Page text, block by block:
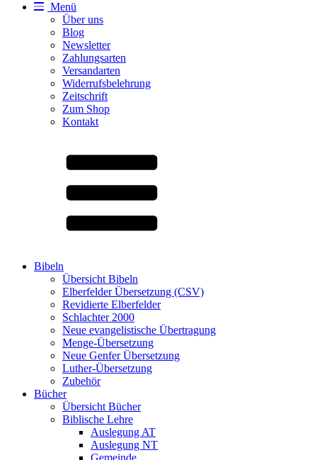
Menü
Über uns
Blog
Newsletter
Zahlungsarten
Versandarten
Widerrufsbelehrung
Zeitschrift
Zum Shop
Kontakt
Bibeln
Übersicht Bibeln
Elberfelder Übersetzung (CSV)
Revidierte Elberfelder
Schlachter 2000
Neue evangelistische Übertragung
Menge-Übersetzung
Neue Genfer Übersetzung
Luther-Übersetzung
Zubehör
Bücher
Übersicht Bücher
Biblische Lehre
Auslegung AT
Auslegung NT
Gemeinde